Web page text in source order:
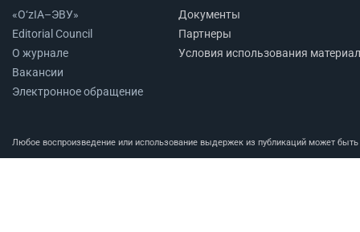
«O‘zIA–ЭВУ»
Editorial Council
О журнале
Вакансии
Электронное обращение
Документы
Партнеры
Условия использования
Любое воспроизведение или использование выдержек из публикаций может